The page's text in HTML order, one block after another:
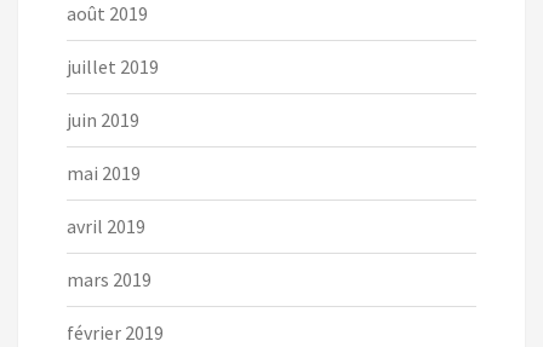
août 2019
juillet 2019
juin 2019
mai 2019
avril 2019
mars 2019
février 2019